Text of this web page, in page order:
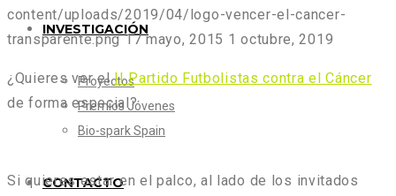
INVESTIGACIÓN
Proyectos
Premios Jóvenes
Bio-spark Spain
CONTACTO
content/uploads/2019/04/logo-vencer-el-cancer-
transparente.png 17 mayo, 2015 1 octubre, 2019
¿Quieres ver elII Partido Futbolistas contra el Cáncer
de forma especial?
Si quieres estar en el palco, al lado de los invitados